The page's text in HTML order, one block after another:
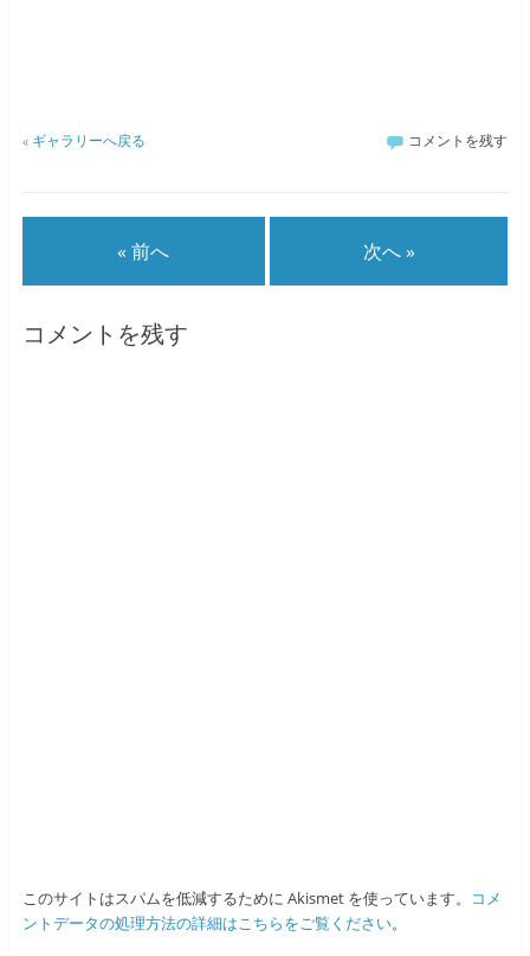
« ギャラリーへ戻る コメントを残す
« 前へ 次へ »
コメントを残す
このサイトはスパムを低減するために Akismet を使っています。
コメ
ントデータの処理方法の詳細はこちらをご覧ください。